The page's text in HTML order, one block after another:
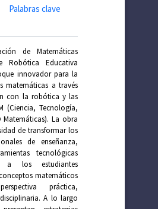
Palabras clave
de Matemáticas
Robótica Educativa
innovador para la
matemáticas a través
con la robótica y las
(Ciencia, Tecnología,
Matemáticas). La obra
de transformar los
de enseñanza,
tecnológicas
a los estudiantes
matemáticos
práctica,
A lo largo